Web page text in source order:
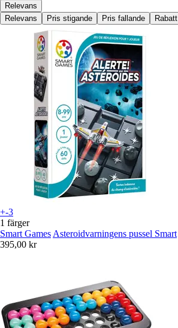
Relevans
Relevans
Pris stigande Pris fallande Rabatt
+-3
1 färger
Smart Games Asteroidvarningens pussel Smart
395,00 kr